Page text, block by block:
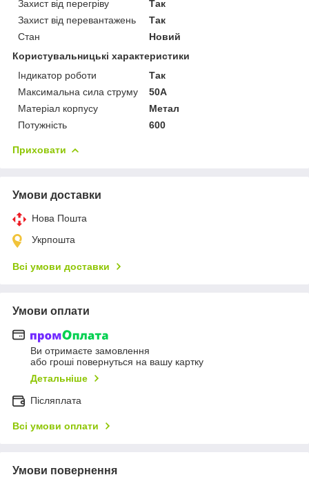
Захист від перегріву
Так
Захист від перевантажень
Так
Стан
Новий
Користувальницькі характеристики
Індикатор роботи
Так
Максимальна сила струму
50A
Матеріал корпусу
Метал
Потужність
600
Приховати
Умови доставки
Нова Пошта
Укрпошта
Всі умови доставки
Умови оплати
Ви отримаєте замовлення
або гроші повернуться на вашу картку
Детальніше
Післяплата
Всі умови оплати
Умови повернення